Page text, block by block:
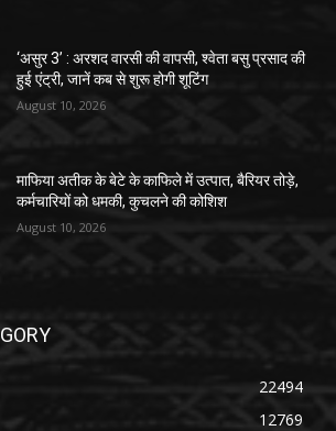
‘असुर 3’ : अरशद वारसी की वापसी, श्वेता बसु प्रसाद की
हुई एंट्री, जानें कब से शुरू होगी शूटिंग
August 10, 2026
माफिया अतीक के बेटे के काफिले में उत्पात, बैरियर तोड़े,
कर्मचारियों को धमकी, कुचलने की कोशिश
August 10, 2026
22494
12769